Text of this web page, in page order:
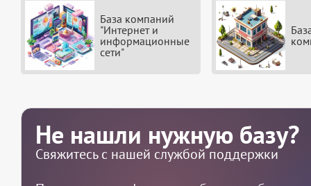
База компаний
"Интернет и
информационные
сети"
Не нашли нужную базу?
Свяжитесь с нашей службой поддержки